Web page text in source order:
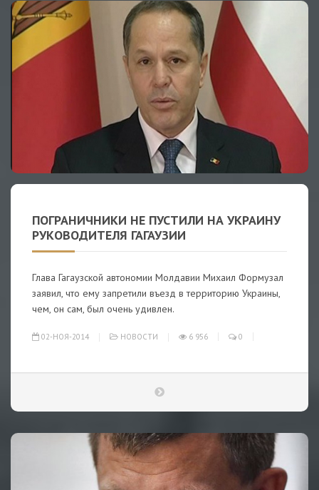
ПОГРАНИЧНИКИ НЕ ПУСТИЛИ НА УКРАИНУ
РУКОВОДИТЕЛЯ ГАГАУЗИИ
Глава Гагаузской автономии Молдавии Михаил Формузал
заявил, что ему запретили въезд в территорию Украины,
чем, он сам, был очень удивлен.
02-НОЯ-2014 НОВОСТИ 6 956 0